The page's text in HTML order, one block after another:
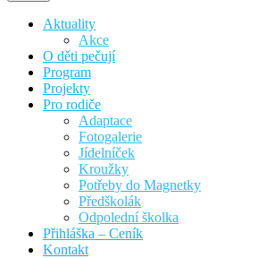
Aktuality
Akce
O děti pečují
Program
Projekty
Pro rodiče
Adaptace
Fotogalerie
Jídelníček
Kroužky
Potřeby do Magnetky
Předškolák
Odpolední školka
Přihláška – Ceník
Kontakt